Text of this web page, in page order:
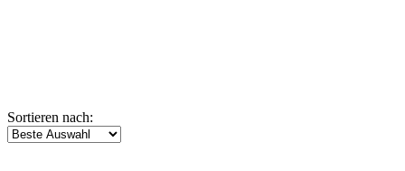
Sortieren nach: